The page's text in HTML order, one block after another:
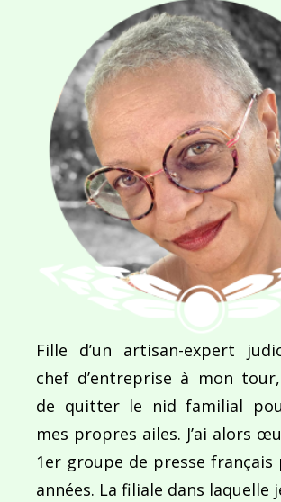
Navigation
l’article
La couleur tombée du ciel
Fille d’un artisan-expert
chef d’entreprise à mon tour,
de quitter le nid familial
mes propres ailes. J’ai alors
1er groupe de presse français
années. La filiale dans laquelle